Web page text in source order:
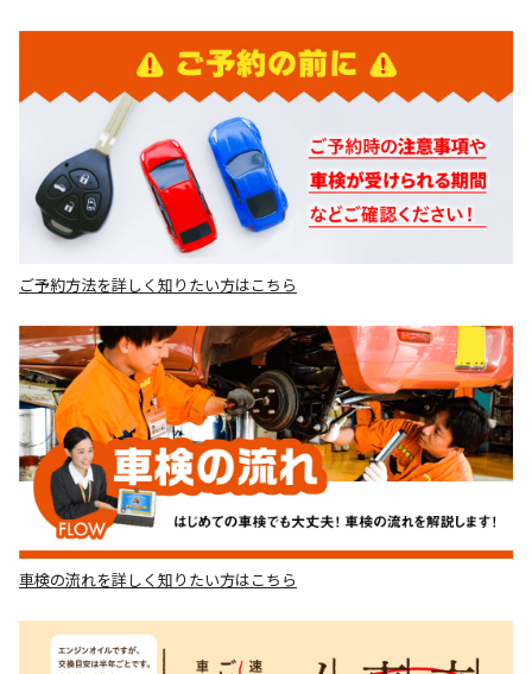
ご予約方法を詳しく知りたい方はこちら
車検の流れを詳しく知りたい方はこちら